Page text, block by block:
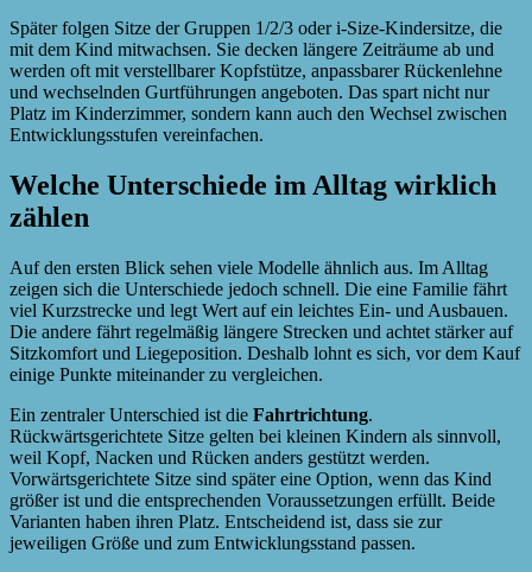
Später folgen Sitze der Gruppen 1/2/3 oder i-Size-Kindersitze, die
mit dem Kind mitwachsen. Sie decken längere Zeiträume ab und
werden oft mit verstellbarer Kopfstütze, anpassbarer Rückenlehne
und wechselnden Gurtführungen angeboten. Das spart nicht nur
Platz im Kinderzimmer, sondern kann auch den Wechsel zwischen
Entwicklungsstufen vereinfachen.
Welche Unterschiede im Alltag wirklich
zählen
Auf den ersten Blick sehen viele Modelle ähnlich aus. Im Alltag
zeigen sich die Unterschiede jedoch schnell. Die eine Familie fährt
viel Kurzstrecke und legt Wert auf ein leichtes Ein- und Ausbauen.
Die andere fährt regelmäßig längere Strecken und achtet stärker auf
Sitzkomfort und Liegeposition. Deshalb lohnt es sich, vor dem Kauf
einige Punkte miteinander zu vergleichen.
Ein zentraler Unterschied ist die Fahrtrichtung.
Rückwärtsgerichtete Sitze gelten bei kleinen Kindern als sinnvoll,
weil Kopf, Nacken und Rücken anders gestützt werden.
Vorwärtsgerichtete Sitze sind später eine Option, wenn das Kind
größer ist und die entsprechenden Voraussetzungen erfüllt. Beide
Varianten haben ihren Platz. Entscheidend ist, dass sie zur
jeweiligen Größe und zum Entwicklungsstand passen.